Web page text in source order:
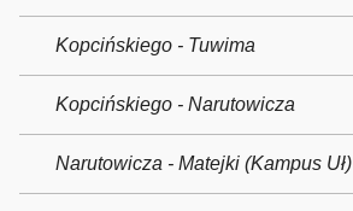
Kopcińskiego - Tuwima
Kopcińskiego - Narutowicza
Narutowicza - Matejki (Kampus Uł)